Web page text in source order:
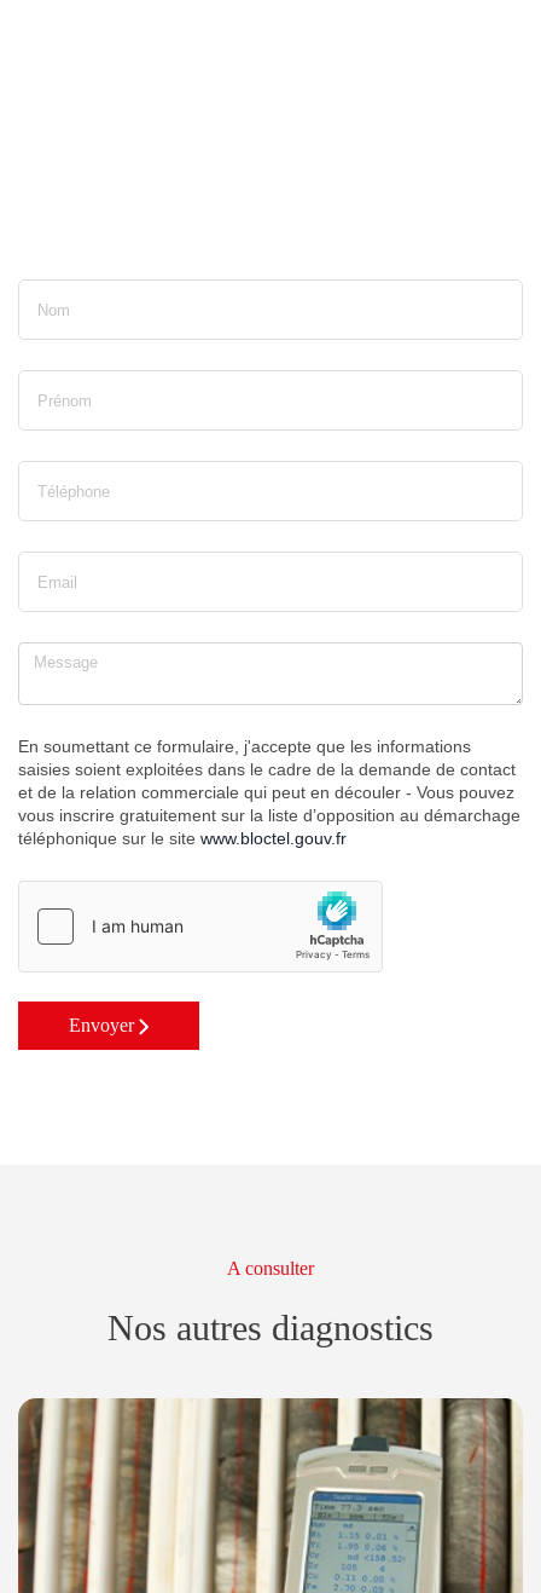
En soumettant ce formulaire, j'accepte que les informations
saisies soient exploitées dans le cadre de la demande de contact
et de la relation commerciale qui peut en découler - Vous pouvez
vous inscrire gratuitement sur la liste d’opposition au démarchage
téléphonique sur le site www.bloctel.gouv.fr
Envoyer
A consulter
Nos autres diagnostics